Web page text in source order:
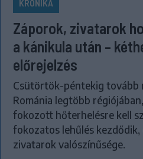
KRÓNIKA
Záporok, zivatarok
a kánikula után –
előrejelzés
Csütörtök-péntekig tovább
Románia legtöbb
fokozott hőterhelésre kell
fokozatos lehűlés kezdődik,
zivatarok valószínűsége.